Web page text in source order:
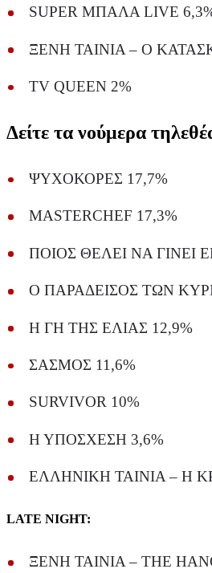
SUPER ΜΠΑΛΑ LIVE
ΞΕΝΗ ΤΑΙΝΙΑ – Ο
TV QUEEN 2%
Δείτε τα νούμερα
ΨΥΧΟΚΟΡΕΣ 17,7%
MASTERCHEF 17,3%
ΠΟΙΟΣ ΘΕΛΕΙ ΝΑ ΓΙΝΕΙ
Ο ΠΑΡΑΔΕΙΣΟΣ ΤΩΝ
Η ΓΗ ΤΗΣ ΕΛΙΑΣ 12,9%
ΣΑΣΜΟΣ 11,6%
SURVIVOR 10%
Η ΥΠΟΣΧΕΣΗ 3,6%
ΕΛΛΗΝΙΚΗ ΤΑΙΝΙΑ – Η
LATE NIGHT:
ΞΕΝΗ ΤΑΙΝΙΑ – THE